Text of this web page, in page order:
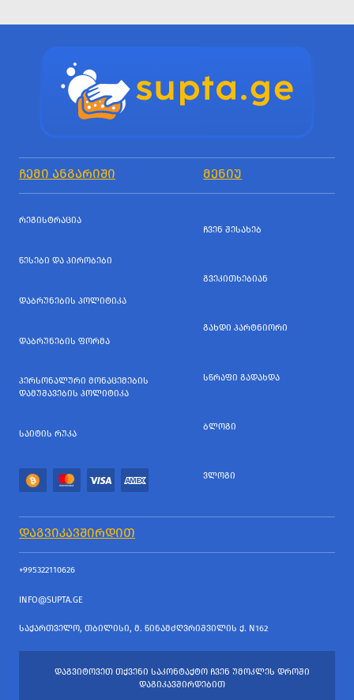
ᲩᲔᲛᲘ ᲐᲜᲒᲐᲠᲘᲨᲘ ᲛᲔᲜᲘᲣ
ᲠᲔᲒᲘᲡᲢᲠᲐᲪᲘᲐ
ᲬᲔᲡᲔᲑᲘ ᲓᲐ ᲞᲘᲠᲝᲑᲔᲑᲘ
ᲓᲐᲑᲠᲣᲜᲔᲑᲘᲡ ᲞᲝᲚᲘᲢᲘᲙᲐ
ᲓᲐᲑᲠᲣᲜᲔᲑᲘᲡ ᲤᲝᲠᲛᲐ
ᲞᲔᲠᲡᲝᲜᲐᲚᲣᲠᲘ ᲛᲝᲜᲐᲪᲔᲛᲔᲑᲘᲡ
ᲓᲐᲛᲣᲨᲐᲕᲔᲑᲘᲡ ᲞᲝᲚᲘᲢᲘᲙᲐ
ᲡᲐᲘᲢᲘᲡ ᲠᲣᲙᲐ
ᲩᲕᲔᲜ ᲨᲔᲡᲐᲮᲔᲑ
ᲒᲕᲔᲙᲘᲗᲮᲔᲑᲘᲐᲜ
ᲒᲐᲮᲓᲘ ᲞᲐᲠᲢᲜᲘᲝᲠᲘ
ᲡᲬᲠᲐᲤᲘ ᲒᲐᲓᲐᲮᲓᲐ
ᲑᲚᲝᲒᲘ
ᲕᲚᲝᲒᲘ
ᲓᲐᲒᲕᲘᲙᲐᲕᲨᲘᲠᲓᲘᲗ
+995322110626
INFO@SUPTA.GE
ᲡᲐᲥᲐᲠᲗᲕᲔᲚᲝ, ᲗᲑᲘᲚᲘᲡᲘ, Მ. ᲬᲘᲜᲐᲛᲫᲦᲕᲠᲘᲨᲕᲘᲚᲘᲡ Ქ. N162
ᲓᲐᲒᲕᲘᲢᲝᲕᲔᲗ ᲗᲥᲕᲔᲜᲘ ᲡᲐᲙᲝᲜᲢᲐᲥᲢᲝ ᲩᲕᲔᲜ ᲣᲛᲝᲙᲚᲔᲡ ᲓᲠᲝᲨᲘ
ᲓᲐᲒᲘᲙᲐᲕᲨᲘᲠᲓᲔᲑᲘᲗ